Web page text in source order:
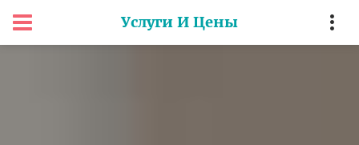
Услуги И Цены